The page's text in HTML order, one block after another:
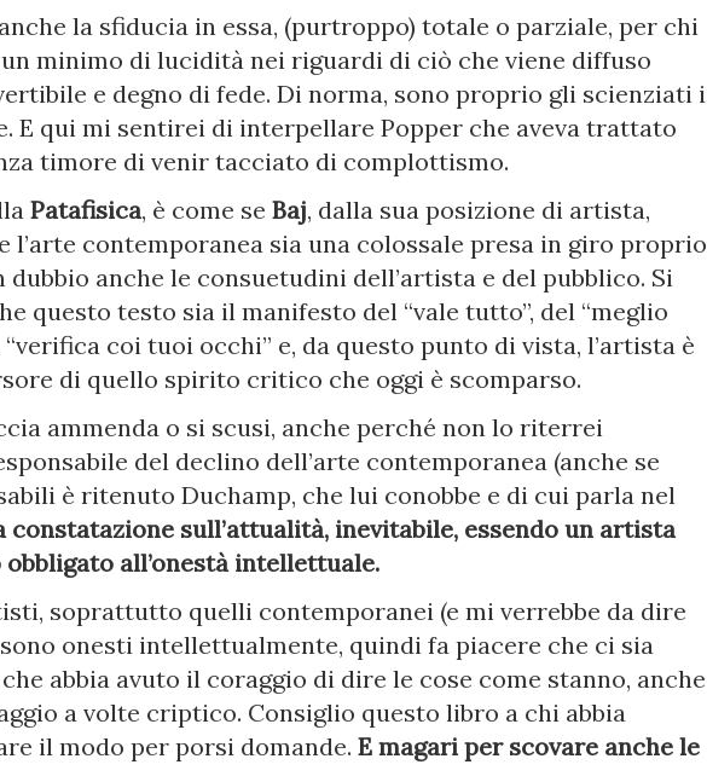
la sfiducia in essa, (purtroppo) totale o parziale, per chi
minimo di lucidità nei riguardi di ciò che viene diffuso
e degno di fede. Di norma, sono proprio gli scienziati i
E qui mi sentirei di interpellare Popper che aveva trattato
timore di venir tacciato di complottismo.
Patafisica, è come se Baj, dalla sua posizione di artista,
l’arte contemporanea sia una colossale presa in giro proprio
anche le consuetudini dell’artista e del pubblico. Si
questo testo sia il manifesto del “vale tutto”, del “meglio
“verifica coi tuoi occhi” e, da questo punto di vista, l’artista è
di quello spirito critico che oggi è scomparso.
ammenda o si scusi, anche perché non lo riterrei
del declino dell’arte contemporanea (anche se
è ritenuto Duchamp, che lui conobbe e di cui parla nel
constatazione sull’attualità, inevitabile, essendo un artista
all’onestà intellettuale.
soprattutto quelli contemporanei (e mi verrebbe da dire
onesti intellettualmente, quindi fa piacere che ci sia
abbia avuto il coraggio di dire le cose come stanno, anche
a volte criptico. Consiglio questo libro a chi abbia
il modo per porsi domande. E magari per scovare anche le